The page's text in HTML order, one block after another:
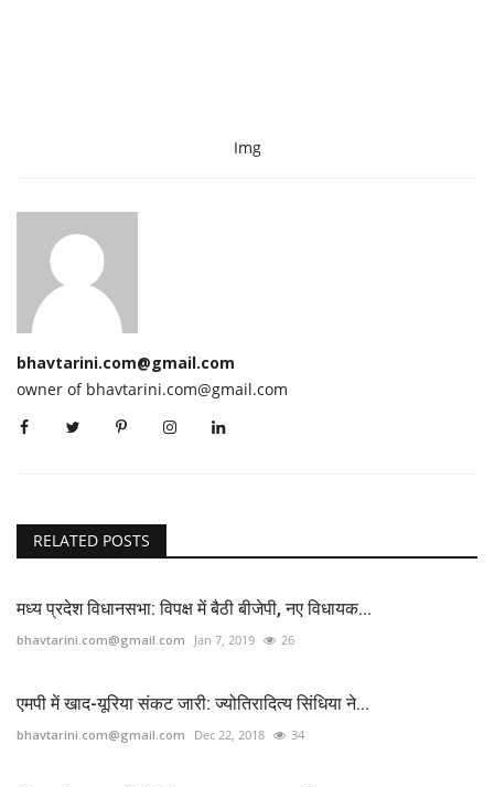
Img
bhavtarini.com@gmail.com
owner of bhavtarini.com@gmail.com
RELATED POSTS
मध्य प्रदेश विधानसभा: विपक्ष में बैठी बीजेपी, नए विधायक...
bhavtarini.com@gmail.com Jan 7, 2019 26
एमपी में खाद-यूरिया संकट जारी: ज्योतिरादित्य सिंधिया ने...
bhavtarini.com@gmail.com Dec 22, 2018 34